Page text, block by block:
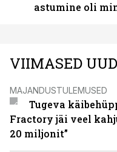
astumine oli
VIIMASED
MAJANDUSTULEMUSED
Tugeva
Fractory jäi veel
20 miljonit”